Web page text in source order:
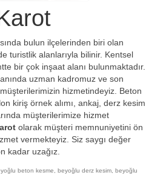
bulun ilçelerinden biri olan
turistlik alanlarıyla bilinir. Kentsel
bir çok inşaat alanı bulunmaktadır.
uzman kadromuz ve son
hizmetindeyiz. Beton
kiriş örnek alımı, ankaj, derz kesim
müşterilerimize hizmet
olarak müşteri memnuniyetini ön
vermekteyiz. Siz saygı değer
kadar uzağız.
beton kesme beyoğlu derz kesim beyoğlu